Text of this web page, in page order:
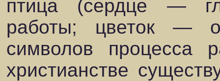
птица (сердце —
работы; цветок —
символов процесса
христианстве